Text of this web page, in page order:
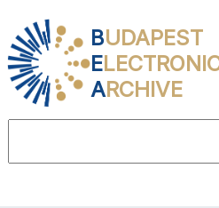
BUDAPEST
E
ARCHIVE